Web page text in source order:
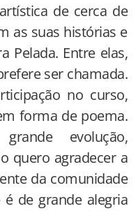
de cerca de
as suas histórias e
Pelada. Entre elas,
ser chamada.
no curso,
forma de poema.
evolução,
quero agradecer a
da comunidade
de grande alegria